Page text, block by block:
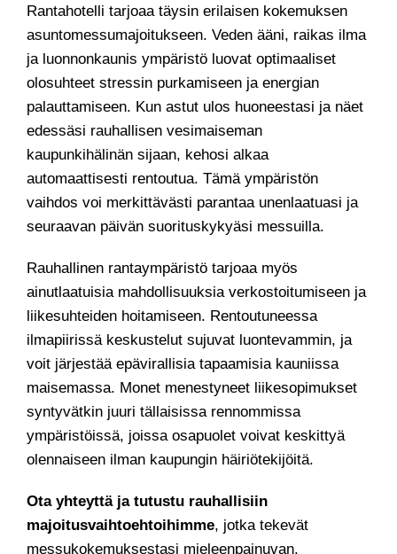
Rantahotelli tarjoaa täysin erilaisen kokemuksen
asuntomessumajoitukseen. Veden ääni, raikas ilma
ja luonnonkaunis ympäristö luovat optimaaliset
olosuhteet stressin purkamiseen ja energian
palauttamiseen. Kun astut ulos huoneestasi ja näet
edessäsi rauhallisen vesimaiseman
kaupunkihälinän sijaan, kehosi alkaa
automaattisesti rentoutua. Tämä ympäristön
vaihdos voi merkittävästi parantaa unenlaatuasi ja
seuraavan päivän suorituskykyäsi messuilla.
Rauhallinen rantaympäristö tarjoaa myös
ainutlaatuisia mahdollisuuksia verkostoitumiseen ja
liikesuhteiden hoitamiseen. Rentoutuneessa
ilmapiirissä keskustelut sujuvat luontevammin, ja
voit järjestää epävirallisia tapaamisia kauniissa
maisemassa. Monet menestyneet liikesopimukset
syntyvätkin juuri tällaisissa rennommissa
ympäristöissä, joissa osapuolet voivat keskittyä
olennaiseen ilman kaupungin häiriötekijöitä.
Ota yhteyttä ja tutustu rauhallisiin
majoitusvaihtoehtoihimme, jotka tekevät
messukokemuksestasi mieleenpainuvan.